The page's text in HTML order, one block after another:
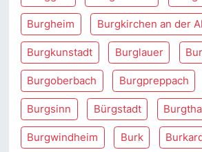
Burgheim Burgkirchen an der
Burgkunstadt Burglauer
Burgoberbach Burgpreppach
Burgsinn Bürgstadt
Burgwindheim Burk